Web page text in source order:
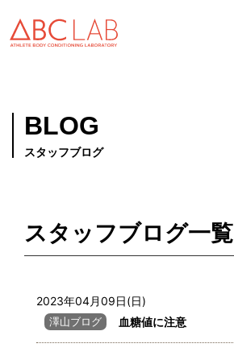
BLOG
スタッフブログ
スタッフブログ一覧
2023年04月09日(日)
澤山ブログ 血糖値に注意